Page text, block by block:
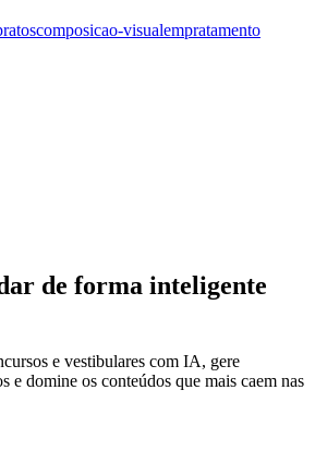
composicao-visualempratamento
de forma inteligente
e vestibulares com IA, gere
e domine os conteúdos que mais caem nas